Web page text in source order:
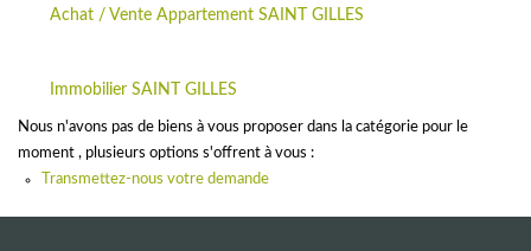
Achat / Vente Appartement SAINT GILLES
Immobilier SAINT GILLES
Nous n'avons pas de biens à vous proposer dans la catégorie pour le
moment , plusieurs options s'offrent à vous :
Transmettez-nous votre demande